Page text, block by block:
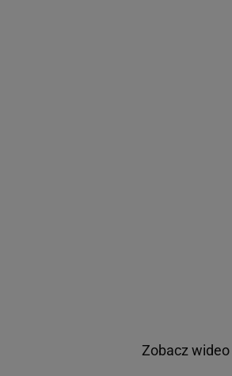
Zobacz wideo